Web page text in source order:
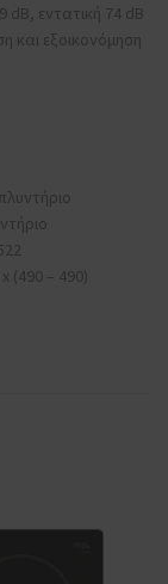
εντατική 74 dB
και εξοικονόμηση
(490 – 490)